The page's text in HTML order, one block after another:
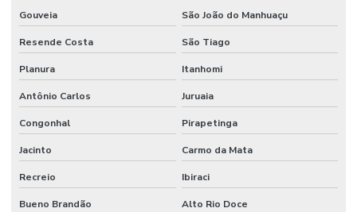
Gouveia São João do Manhuaçu
Resende Costa São Tiago
Planura Itanhomi
Antônio Carlos Juruaia
Congonhal Pirapetinga
Jacinto Carmo da Mata
Recreio Ibiraci
Bueno Brandão Alto Rio Doce